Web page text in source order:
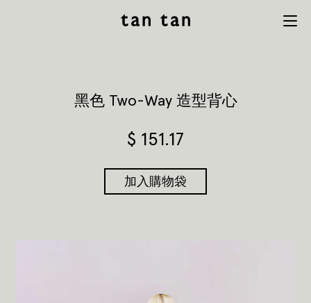
黑色 Two-Way 造型背心
$ 151.17
加入購物袋